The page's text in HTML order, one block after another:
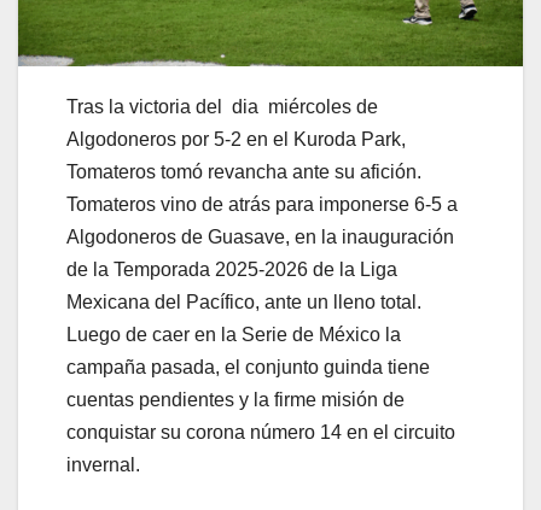
Tras la victoria del dia miércoles de
Algodoneros por 5-2 en el Kuroda Park,
Tomateros tomó revancha ante su afición.
Tomateros vino de atrás para imponerse 6-5 a
Algodoneros de Guasave, en la inauguración
de la Temporada 2025-2026 de la Liga
Mexicana del Pacífico, ante un lleno total.
Luego de caer en la Serie de México la
campaña pasada, el conjunto guinda tiene
cuentas pendientes y la firme misión de
conquistar su corona número 14 en el circuito
invernal.